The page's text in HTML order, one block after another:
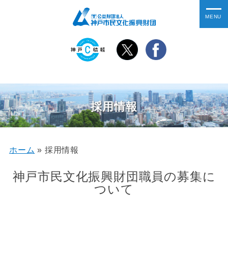
採用情報
ホーム » 採用情報
神戸市民文化振興財団職員の募集に
ついて